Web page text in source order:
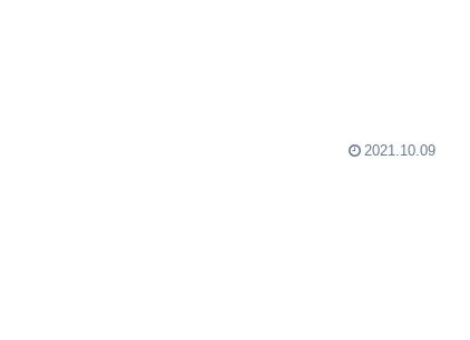
2021.10.09